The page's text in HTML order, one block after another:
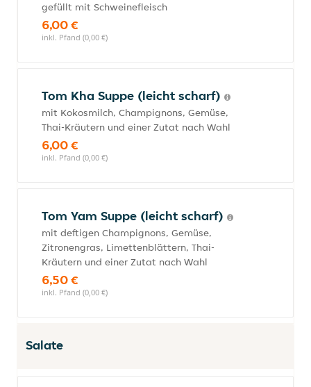
gefüllt mit Schweinefleisch
6,00 €
inkl. Pfand (0,00 €)
Tom Kha Suppe (leicht scharf)
mit Kokosmilch, Champignons, Gemüse,
Thai-Kräutern und einer Zutat nach Wahl
6,00 €
inkl. Pfand (0,00 €)
Tom Yam Suppe (leicht scharf)
mit deftigen Champignons, Gemüse,
Zitronengras, Limettenblättern, Thai-
Kräutern und einer Zutat nach Wahl
6,50 €
inkl. Pfand (0,00 €)
Salate